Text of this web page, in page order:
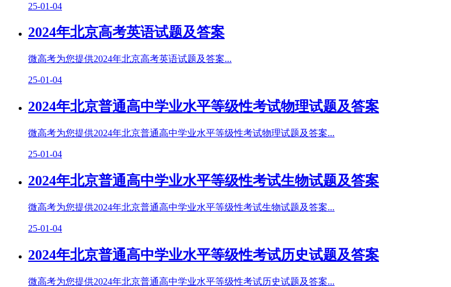
25-01-04
2024年北京高考英语试题及答案
微高考为您提供2024年北京高考英语试题及答案...
25-01-04
2024年北京普通高中学业水平等级性考试物理试题及答案
微高考为您提供2024年北京普通高中学业水平等级性考试物理试题及答案...
25-01-04
2024年北京普通高中学业水平等级性考试生物试题及答案
微高考为您提供2024年北京普通高中学业水平等级性考试生物试题及答案...
25-01-04
2024年北京普通高中学业水平等级性考试历史试题及答案
微高考为您提供2024年北京普通高中学业水平等级性考试历史试题及答案...